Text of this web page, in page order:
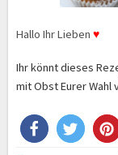
Hallo Ihr Lieben ♥
Ihr könnt dieses
mit Obst Eurer Wahl